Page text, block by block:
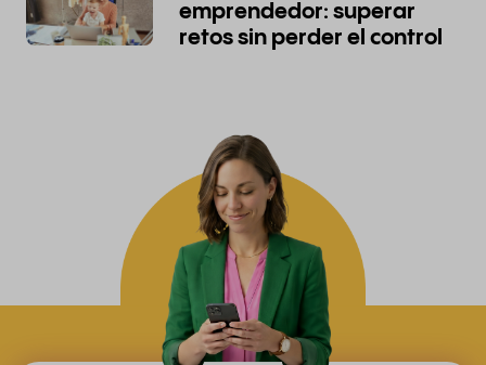
emprendedor: superar
retos sin perder el control